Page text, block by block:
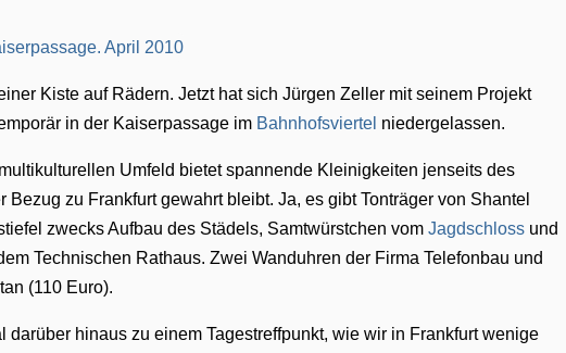
Kiste auf Rädern. Jetzt hat sich Jürgen Zeller mit seinem Projekt
in der Kaiserpassage im Bahnhofsviertel niedergelassen.
Umfeld bietet spannende Kleinigkeiten jenseits des
zu Frankfurt gewahrt bleibt. Ja, es gibt Tonträger von Shantel
zwecks Aufbau des Städels, Samtwürstchen vomJagdschloss und
Technischen Rathaus. Zwei Wanduhren der Firma Telefonbau und
(110 Euro).
darüber hinaus zu einem Tagestreffpunkt, wie wir in Frankfurt wenige